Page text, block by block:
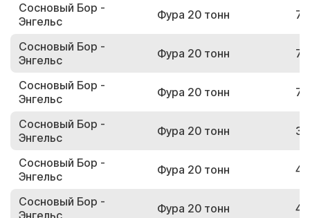
Сосновый Бор -
Энгельс
Фура 20 тонн
Сосновый Бор -
Энгельс
Фура 20 тонн
Сосновый Бор -
Энгельс
Фура 20 тонн
Сосновый Бор -
Энгельс
Фура 20 тонн
Сосновый Бор -
Энгельс
Фура 20 тонн
Сосновый Бор -
Энгельс
Фура 20 тонн